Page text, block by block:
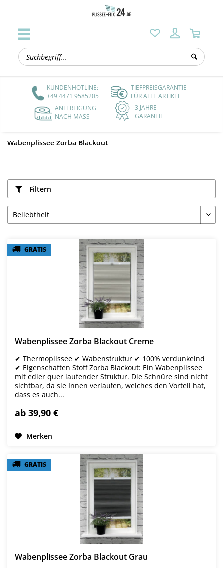
KUNDENHOTLINE:
+49 4471 9585205
TIEFPREISGARANTIE
FÜR ALLE ARTIKEL
ANFERTIGUNG
NACH MASS
3 JAHRE
GARANTIE
Wabenplissee Zorba Blackout
Filtern
GRATIS
GRATIS
Wabenplissee Zorba Blackout Creme
✔ Thermoplissee ✔ Wabenstruktur ✔ 100% verdunkelnd
✔ Eigenschaften Stoff Zorba Blackout: Ein Wabenplissee
mit edler quer laufender Struktur. Die Schnüre sind nicht
sichtbar, da sie Innen verlaufen, welches den Vorteil hat,
dass es auch...
ab 39,90 €
Merken
GRATIS
GRATIS
Wabenplissee Zorba Blackout Grau